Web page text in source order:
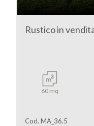
Rustico in
60 mq
Cod. MA_36.5